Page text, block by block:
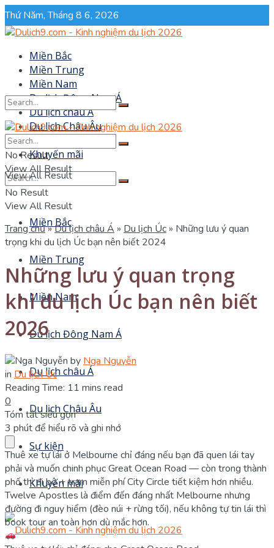
Thứ Năm, Tháng 8 6, 2026
Miền Bắc
Miền Trung
Miền Nam
Du lịch Đông Nam Á
Du lịch châu Á
Du lịch Châu Âu
Sự kiện
Khuyến mãi
No Result
View All Result
No Result
View All Result
Miền Bắc
Miền Trung
Miền Nam
Du lịch Đông Nam Á
Du lịch châu Á
Du lịch Châu Âu
Sự kiện
Khuyến mãi
No Result
View All Result
Trang chủ»Du lịch châu Á » Du lịch Úc » Những lưu ý quan
trọng khi du lịch Úc bạn nên biết 2024
Những lưu ý quan trọng
khi du lịch Úc bạn nên biết
2026
by Nga Nguyễn
in Du lịch Úc
Reading Time: 11 mins read
0
Tóm tắt siêu gọn
3 phút để hiểu rõ và ghi nhớ
Thuê xe tự lái ở Melbourne chỉ đáng nếu bạn đã quen lái tay
phải và muốn chinh phục Great Ocean Road — còn trong thành
phố thì đi bộ + tram miễn phí City Circle tiết kiệm hơn nhiều.
Twelve Apostles là điểm đến đáng nhất Melbourne nhưng
đường đi nguy hiểm (đèo núi + rừng tối), nếu không tự tin lái thì
book tour an toàn hơn dù mắc hơn.